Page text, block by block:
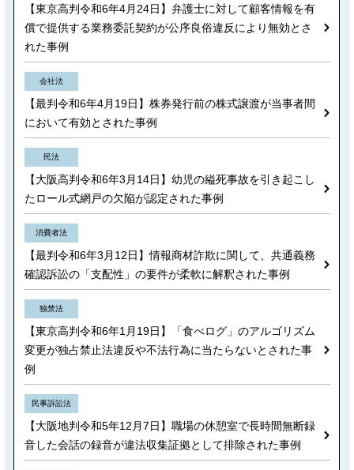
【東京高判令和6年4月24日】弁護士に対して顧客情報を有
償で提供する業務委託契約が公序良俗違反により無効とさ
れた事例
会社法
【最判令和6年4月19日】株券発行前の株式譲渡が当事者間
において有効とされた事例
民法
【大阪高判令和6年3月14日】幼児の縊死事故を引き起こし
たロール式網戸の欠陥が認定された事例
消費者法
【最判令和6年3月12日】情報商材詐欺に関して、共通義務
確認訴訟の「支配性」の要件が柔軟に解釈された事例
独禁法
【東京高判令和6年1月19日】「食べログ」のアルゴリズム
変更が独占禁止法違反や不法行為に当たらないとされた事
例
民事訴訟法
【大阪地判令和5年12月7日】職場の休憩室で長時間無断録
音した会話の録音が違法収集証拠として排除された事例